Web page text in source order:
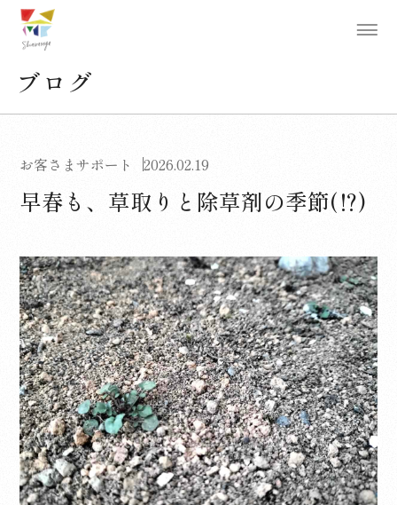
ブログ
お客さまサポート 2026.02.19
早春も、草取りと除草剤の季節(⁉)